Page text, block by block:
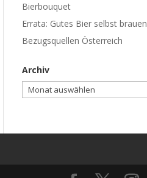
Bierbouquet
Errata: Gutes Bier selbst brauen
Bezugsquellen Österreich
Archiv
Archiv